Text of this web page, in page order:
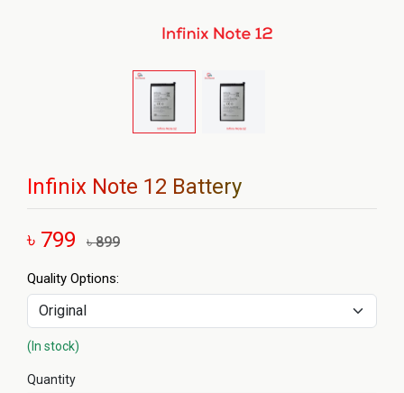
Infinix Note 12 Battery
৳ 799 ৳ 899
Quality Options:
(In stock)
Quantity